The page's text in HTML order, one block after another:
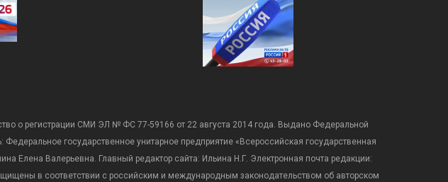
о регистрации СМИ ЭЛ № ФС 77-59166 от 22 августа 2014 года. Выдано Федеральной
государственное унитарное предприятие «Всероссийская государственная
Елена Валерьевна. Главный редактор сайта: Ильина Н.Г. Электронная почта редакции:
в соответствии с российским и международным законодательством об авторском